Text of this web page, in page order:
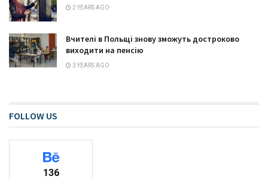
2 YEARS AGO
Вчителі в Польщі знову зможуть достроково
виходити на пенсію
3 YEARS AGO
FOLLOW US
136